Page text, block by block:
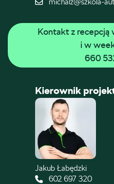
Kontakt z recepcją
i w
660
Kierownik
Jakub Łabędzki
602 697 320